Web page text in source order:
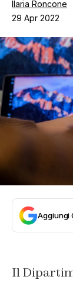
Ilaria Roncone
29 Apr 2022
Aggiungi
Il